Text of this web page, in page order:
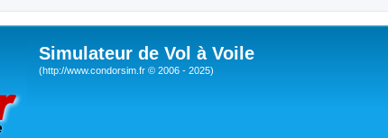
Simulateur de Vol à Voile
(http://www.condorsim.fr © 2006 - 2025)